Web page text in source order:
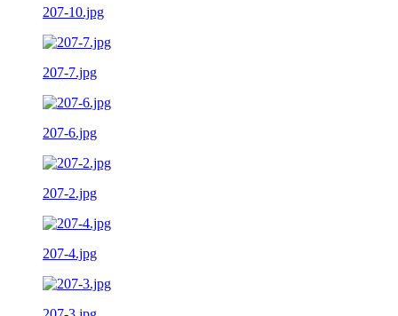
207-10.jpg
207-7.jpg
207-6.jpg
207-2.jpg
207-4.jpg